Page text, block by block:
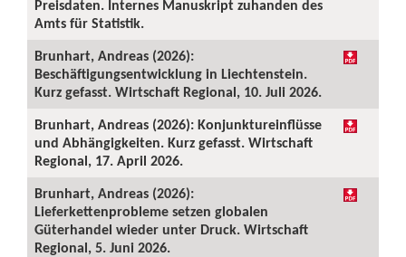
Preisdaten. Internes Manuskript zuhanden des
Amts für Statistik.
Brunhart, Andreas (2026):
Beschäftigungsentwicklung in Liechtenstein.
Kurz gefasst. Wirtschaft Regional, 10. Juli 2026.
Brunhart, Andreas (2026): Konjunktureinflüsse
und Abhängigkeiten. Kurz gefasst. Wirtschaft
Regional, 17. April 2026.
Brunhart, Andreas (2026):
Lieferkettenprobleme setzen globalen
Güterhandel wieder unter Druck. Wirtschaft
Regional, 5. Juni 2026.